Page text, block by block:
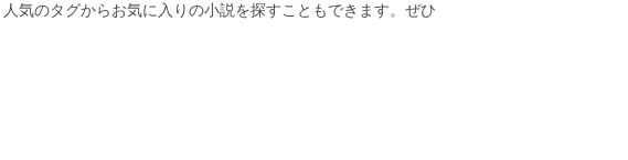
人気のタグからお気に入りの小説を探すこともできます。ぜひ